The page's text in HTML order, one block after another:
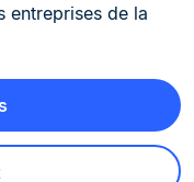
entreprises de la